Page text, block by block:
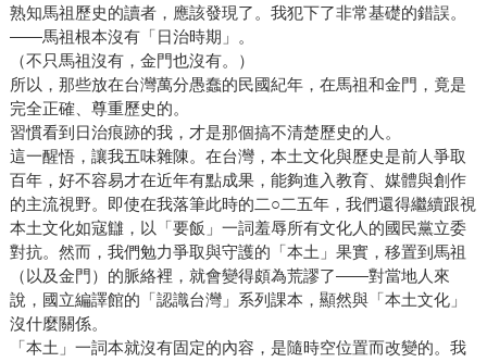
熟知馬祖歷史的讀者，應該發現了。我犯下了非常基礎的錯誤。
——馬祖根本沒有「日治時期」。
（不只馬祖沒有，金門也沒有。）
所以，那些放在台灣萬分愚蠢的民國紀年，在馬祖和金門，竟是
完全正確、尊重歷史的。
習慣看到日治痕跡的我，才是那個搞不清楚歷史的人。
這一醒悟，讓我五味雜陳。在台灣，本土文化與歷史是前人爭取
百年，好不容易才在近年有點成果，能夠進入教育、媒體與創作
的主流視野。即使在我落筆此時的二○二五年，我們還得繼續跟視
本土文化如寇讎，以「要飯」一詞羞辱所有文化人的國民黨立委
對抗。然而，我們勉力爭取與守護的「本土」果實，移置到馬祖
（以及金門）的脈絡裡，就會變得頗為荒謬了——對當地人來
說，國立編譯館的「認識台灣」系列課本，顯然與「本土文化」
沒什麼關係。
「本土」一詞本就沒有固定的內容，是隨時空位置而改變的。我